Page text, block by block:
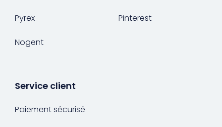
Pyrex
Nogent
Pinterest
Service client
Paiement sécurisé